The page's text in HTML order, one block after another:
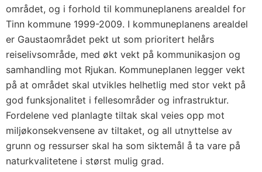
området, og i forhold til kommuneplanens arealdel for
Tinn kommune 1999-2009. I kommuneplanens arealdel
er Gaustaområdet pekt ut som prioritert helårs
reiselivsområde, med økt vekt på kommunikasjon og
samhandling mot Rjukan. Kommuneplanen legger vekt
på at området skal utvikles helhetlig med stor vekt på
god funksjonalitet i fellesområder og infrastruktur.
Fordelene ved planlagte tiltak skal veies opp mot
miljøkonsekvensene av tiltaket, og all utnyttelse av
grunn og ressurser skal ha som siktemål å ta vare på
naturkvalitetene i størst mulig grad.